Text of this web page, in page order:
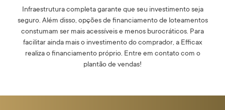
Infraestrutura completa garante que seu investimento seja
seguro. Além disso, opções de financiamento de loteamentos
constumam ser mais acessíveis e menos burocráticos. Para
facilitar ainda mais o investimento do comprador, a Efficax
realiza o financiamento próprio. Entre em contato com o
plantão de vendas!